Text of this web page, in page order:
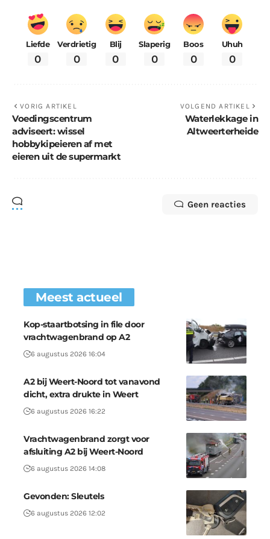
Liefde
0
Verdrietig
0
Blij
0
Slaperig
0
Boos
0
Uhuh
0
VORIG ARTIKEL
Voedingscentrum
adviseert: wissel
hobbykipeieren af met
eieren uit de supermarkt
VOLGEND ARTIKEL
Waterlekkage in
Altweerterheide
Geen reacties
Meest actueel
Kop-staartbotsing in file door
vrachtwagenbrand op A2
6 augustus 2026 16:04
A2 bij Weert-Noord tot vanavond
dicht, extra drukte in Weert
6 augustus 2026 16:22
Vrachtwagenbrand zorgt voor
afsluiting A2 bij Weert-Noord
6 augustus 2026 14:08
Gevonden: Sleutels
6 augustus 2026 12:02